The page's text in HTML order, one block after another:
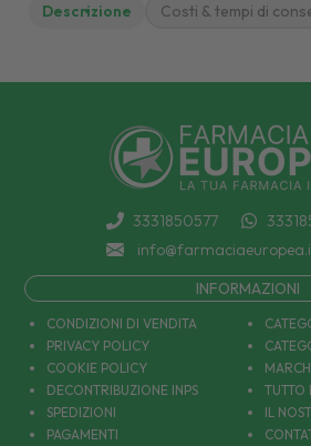
Descrizione Costi & tempi di
3331850577
INFORMAZIONI
CONDIZIONI DI VENDITA
PRIVACY POLICY
COOKIE POLICY
DECONTRIBUZIONE INPS
SPEDIZIONI
PAGAMENTI
TUTTO
IL